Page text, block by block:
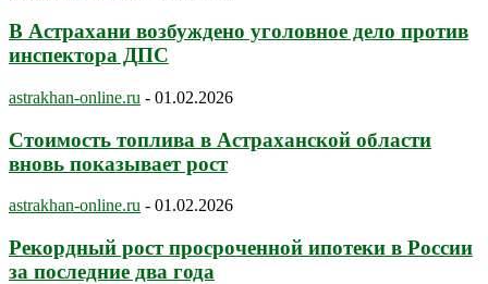
В Астрахани возбуждено уголовное дело против
инспектора ДПС
astrakhan-online.ru - 01.02.2026
Стоимость топлива в Астраханской области
вновь показывает рост
astrakhan-online.ru - 01.02.2026
Рекордный рост просроченной ипотеки в России
за последние два года